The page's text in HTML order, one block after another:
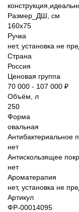
Размер_ДШ, см
160x75
Ручка
нет, установка не
Страна
Россия
Ценовая группа
70 000 - 107 000 ₽
Объём, л
250
Форма
овальная
Антибактериальное
нет
Антискользящее
нет
Ароматерапия
нет, установка не
Артикул
ФР-00014095